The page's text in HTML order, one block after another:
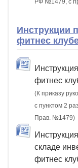
РФ №1479, с
Инструкции
фитнес
фитнес
(К приказу
с пунктом 2
Прав. №1479)
складе
фитнес